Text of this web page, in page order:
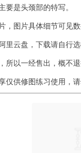
是头颈部的特写。
图片具体细节可见数
云盘，下载请自行选
所以一经售出，概不退
仅供修图练习使用，